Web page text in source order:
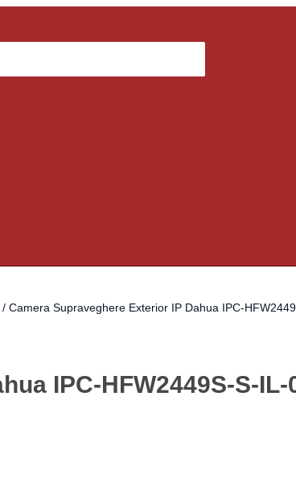
/ Camera Supraveghere Exterior IP Dahua IPC-
IPC-HFW2449S-S-